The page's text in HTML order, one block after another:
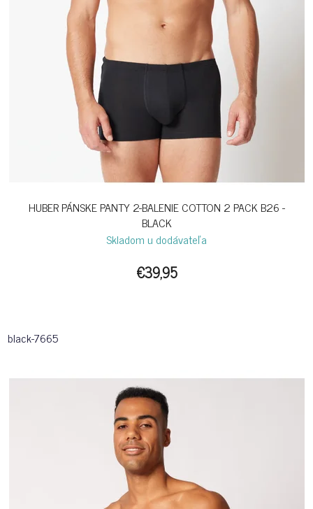
HUBER PÁNSKE PANTY 2-BALENIE COTTON 2 PACK B26 -
BLACK
Skladom u dodávateľa
€39,95
black-7665